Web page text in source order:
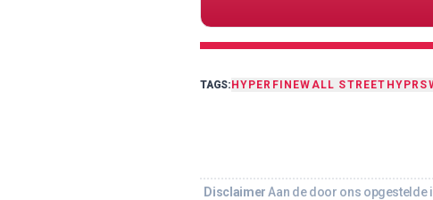
TAGS: HYPERFINEWALL STREET HYPR
Disclaimer Aan de door ons opgestelde